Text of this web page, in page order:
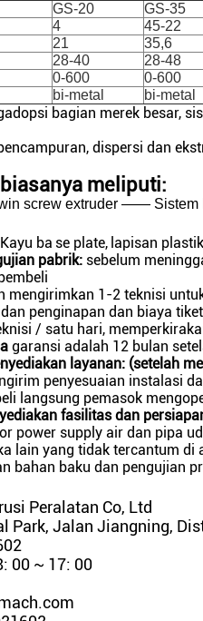
GS-20 GS-35
4 45-22
21 35,6
28-40 28-48
0-600 0-600
bi-metal bi-metal
bagian merek besar,
dispersi dan
meliputi:
screw extruder —— Sistem
Kayu ba se plate, lapisan
pabrik: sebelum
mengirimkan 1-2 teknisi
penginapan dan biaya
/ satu hari,
garansi adalah 12 bulan
layanan: (setelah
penyesuaian instalasi
langsung pemasok
fasilitas dan
power supply air dan pipa
lain yang tidak tercantum di
bahan baku dan pengujian
Peralatan Co, Ltd
Park, Jalan Jiangning,
00 ~ 17: 00